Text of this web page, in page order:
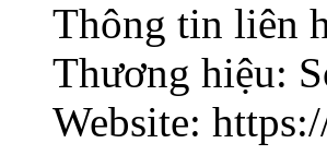
Thông tin liên
Thương hiệu:
Website: